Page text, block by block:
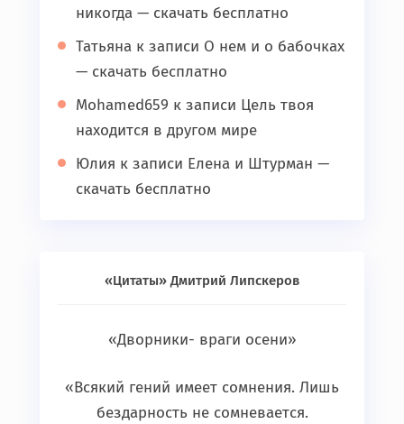
никогда — скачать бесплатно
Татьяна к записи О нем и о бабочках
— скачать бесплатно
Mohamed659 к записи Цель твоя
находится в другом мире
Юлия к записи Елена и Штурман —
скачать бесплатно
«Цитаты» Дмитрий Липскеров
«Дворники- враги осени»
«Всякий гений имеет сомнения. Лишь
бездарность не сомневается.